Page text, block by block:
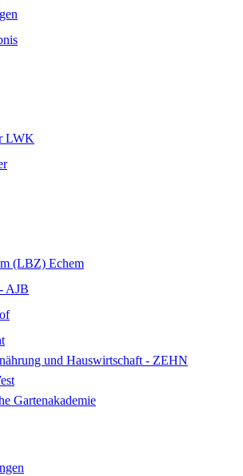
LWK
(LBZ) Echem
AJB
und Hauswirtschaft - ZEHN
Gartenakademie